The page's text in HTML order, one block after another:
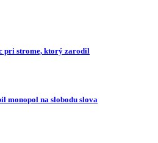
pri strome, ktorý zarodil
monopol na slobodu slova